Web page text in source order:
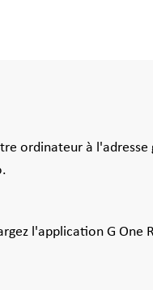
ordinateur à
l'application G One